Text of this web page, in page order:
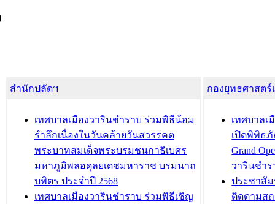
สำนักปลัดฯ
เทศบาลเมืองวารินชำราบ ร่วมพิธีน้อม
รำลึกเนื่องในวันคล้ายวันสวรรคต
พระบาทสมเด็จพระบรมชนกาธิเบศร
มหาภูมิพลอดุลยเดชมหาราช บรมนาถ
บพิตร ประจำปี 2568
เทศบาลเมืองวารินชำราบ ร่วมพิธีเชิญ
กองยุทธศาสต
เทศบาลเ
เปิดพิพิธภั
Grand
วารินชำร
ประชาสัม
ติดตามส